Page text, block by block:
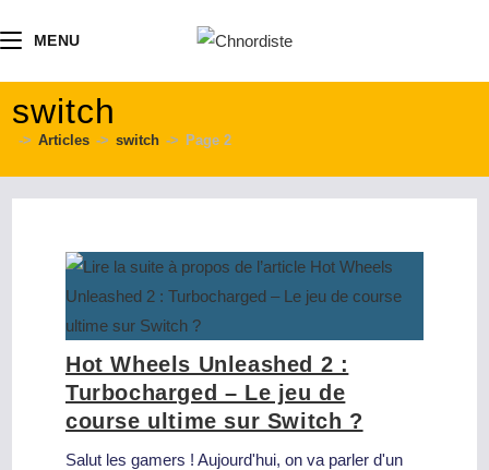
principal
MENU
switch
-> Articles -> switch -> Page 2
Hot Wheels Unleashed 2 :
Turbocharged – Le jeu de
course ultime sur Switch ?
Salut les gamers ! Aujourd'hui, on va parler d'un